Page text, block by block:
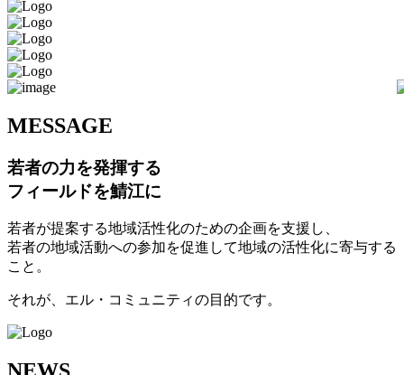
MESSAGE
若者の力を発揮する
フィールドを鯖江に
若者が提案する地域活性化のための企画を支援し、
若者の地域活動への参加を促進して地域の活性化に寄与する
こと。
それが、エル・コミュニティの目的です。